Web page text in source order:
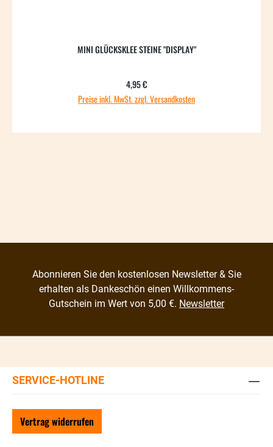
MINI GLÜCKSKLEE STEINE "DISPLAY"
Regulärer Preis:
4,95 €
Preise inkl. MwSt. zzgl. Versandkosten
Abonnieren Sie den kostenlosen Newsletter & Sie
erhalten als Dankeschön einen Willkommens-
Gutschein im Wert von 5,00 €. Newsletter
SERVICE-HOTLINE
Vertrag widerrufen